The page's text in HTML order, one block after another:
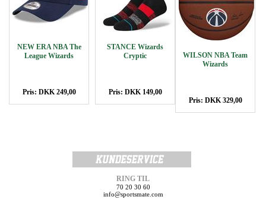
NEW ERA NBA The
League Wizards
Pris: DKK 249,00
STANCE Wizards
Cryptic
Pris: DKK 149,00
WILSON NBA Team
Wizards
Pris: DKK 329,00
RING TIL
70 20 30 60
info@sportsmate.com